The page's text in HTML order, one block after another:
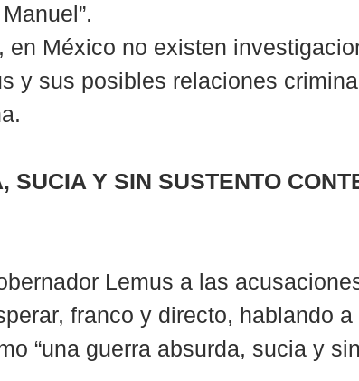
en México no existen
y sus posibles relaciones
SUCIA Y SIN SUSTENTO
Lemus a las
franco y directo, hablando a
“una guerra absurda, sucia y sin